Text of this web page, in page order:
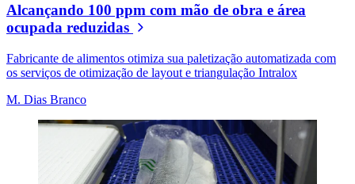
Alcançando 100 ppm com mão de obra e área
ocupada reduzidas
Fabricante de alimentos otimiza sua paletização automatizada com
os serviços de otimização de layout e triangulação Intralox
M. Dias Branco